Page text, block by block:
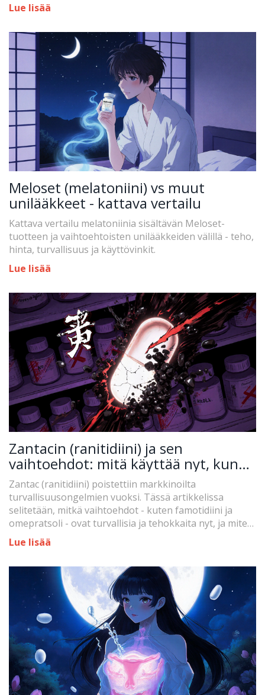
Lue lisää
Meloset (melatoniini) vs muut
unilääkkeet - kattava vertailu
Kattava vertailu melatoniinia sisältävän Meloset-
tuotteen ja vaihtoehtoisten unilääkkeiden välillä - teho,
hinta, turvallisuus ja käyttövinkit.
Lue lisää
Zantacin (ranitidiini) ja sen
vaihtoehdot: mitä käyttää nyt, kun
Zantac on poistettu markkinoilta
Zantac (ranitidiini) poistettiin markkinoilta
turvallisuusongelmien vuoksi. Tässä artikkelissa
selitetään, mitkä vaihtoehdot - kuten famotidiini ja
omepratsoli - ovat turvallisia ja tehokkaita nyt, ja miten
valita oikea hoito oireidesi mukaan.
Lue lisää